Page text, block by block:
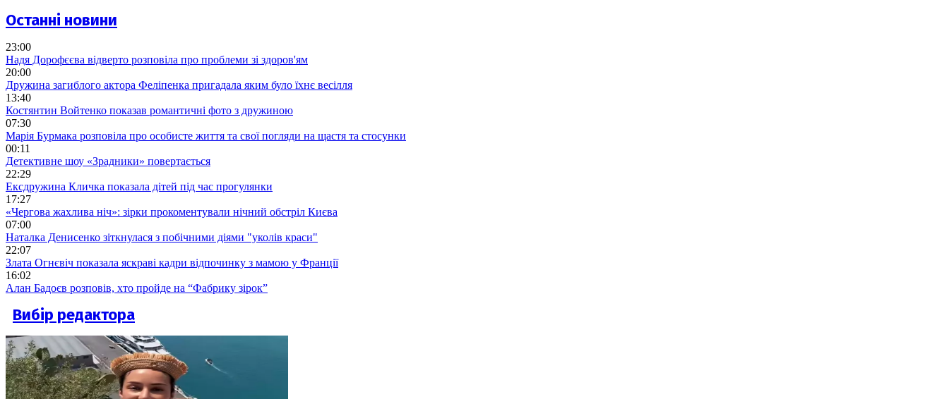
Останні новини
23:00
Надя Дорофєєва відверто розповіла про проблеми зі здоров'ям
20:00
Дружина загиблого актора Феліпенка пригадала яким було їхнє весілля
13:40
Костянтин Войтенко показав романтичні фото з дружиною
07:30
Марія Бурмака розповіла про особисте життя та свої погляди на щастя та стосунки
00:11
Детективне шоу «Зрадники» повертається
22:29
Ексдружина Кличка показала дітей під час прогулянки
17:27
«Чергова жахлива ніч»: зірки прокоментували нічний обстріл Києва
07:00
Наталка Денисенко зіткнулася з побічними діями "уколів краси"
22:07
Злата Огнєвіч показала яскраві кадри відпочинку з мамою у Франції
16:02
Алан Бадоєв розповів, хто пройде на “Фабрику зірок”
Вибір редактора